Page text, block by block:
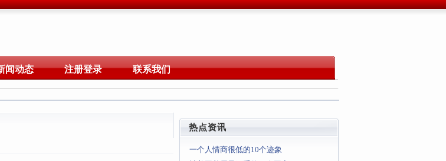
闻动态 注册登录 联系我们
热点资讯
一个人情商很低的10个迹象